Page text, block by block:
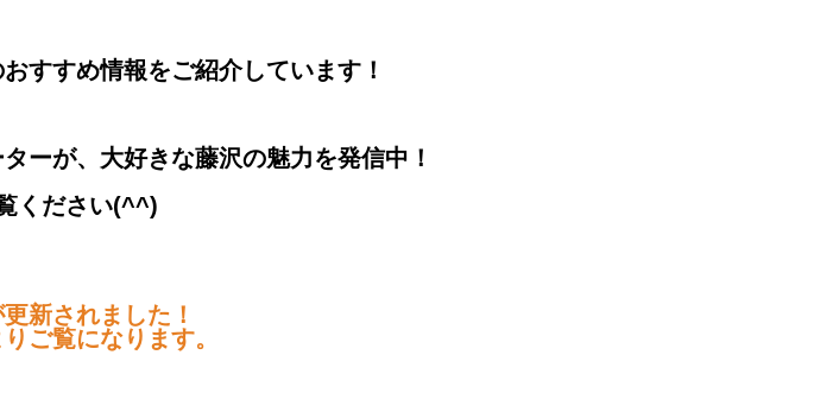
すすめ情報をご紹介しています！
ーが、大好きな藤沢の魅力を発信中！
ください(^^)
新されました！
ご覧になります。